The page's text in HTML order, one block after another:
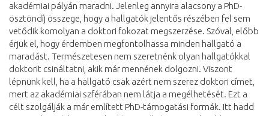
akadémiai pályán maradni. Jelenleg annyira alacsony a PhD-
ösztöndíj összege, hogy a hallgatók jelentős részében fel sem
vetődik komolyan a doktori fokozat megszerzése. Szóval, előbb
érjük el, hogy érdemben megfontolhassa minden hallgató a
maradást. Természetesen nem szeretnénk olyan hallgatókkal
doktorit csináltatni, akik már mennének dolgozni. Viszont
lépnünk kell, ha a hallgató csak azért nem szerez doktori címet,
mert az akadémiai szférában nem látja a megélhetését. Ezt a
célt szolgálják a már említett PhD-támogatási formák. Itt hadd